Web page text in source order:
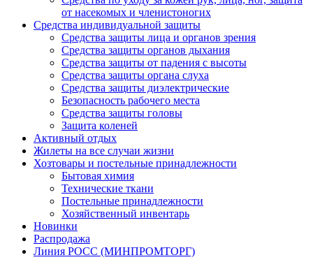
от насекомых и членистоногих
Средства индивидуальной защиты
Средства защиты лица и органов зрения
Средства защиты органов дыхания
Средства защиты от падения с высоты
Средства защиты органа слуха
Средства защиты диэлектрические
Безопасность рабочего места
Средства защиты головы
Защита коленей
Активный отдых
Жилеты на все случаи жизни
Хозтовары и постельные принадлежности
Бытовая химия
Технические ткани
Постельные принадлежности
Хозяйственный инвентарь
Новинки
Распродажа
Линия РОСС (МИНПРОМТОРГ)